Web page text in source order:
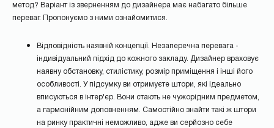
метод? Варіант із зверненням до дизайнера має набагато більше
переваг. Пропонуємо з ними ознайомитися.
Відповідність наявній концепції. Незаперечна перевага -
індивідуальний підхід до кожного закладу. Дизайнер враховує
наявну обстановку, стилістику, розмір приміщення і інші його
особливості. У підсумку ви отримуєте штори, які ідеально
вписуються в інтер'єр. Вони стають не чужорідним предметом,
а гармонійним доповненням. Самостійно знайти такі ж штори
на ринку практичні неможливо, адже ви серйозно себе